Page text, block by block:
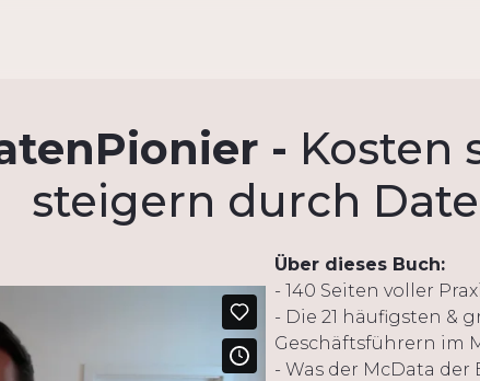
- Kosten
steigern durch
Über dieses Buch:
- 140 Seiten voller
- Die 21 häufigsten &
Geschäftsführern im
- Was der McData